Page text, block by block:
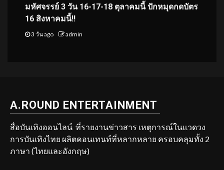
มหัศจรรย์ 3 วัน 16-17-18 ตุลาคมนี้ ปักหมุดกดบัตร
16 สิงหาคมนี้!!
3 วัน ago admin
A.ROUND ENTERTAINMENT
สื่อบันเทิงออนไลน์ ที่รายงานข่าวสาร เหตุการณ์ในแวดวง
การบันเทิงไทย ผลิตคอนเทนท์ที่หลากหลาย ครอบคลุมทั้ง 2
ภาษา (ไทยและอังกฤษ)